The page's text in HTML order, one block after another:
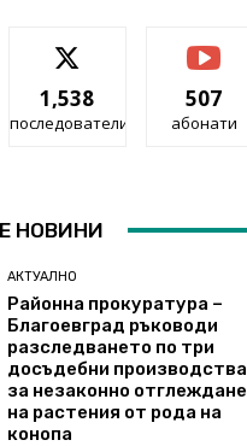
1,538
последователи
507
абонати
НОВИНИ
АКТУАЛНО
Районна прокуратура –
Благоевград ръководи
разследването по три
досъдебни производства
за незаконно отглеждане
на растения от рода на
конопа